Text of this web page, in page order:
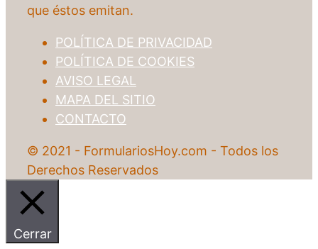
que éstos emitan.
POLÍTICA DE PRIVACIDAD
POLÍTICA DE COOKIES
AVISO LEGAL
MAPA DEL SITIO
CONTACTO
© 2021 - FormulariosHoy.com - Todos los
Derechos Reservados
Cerrar